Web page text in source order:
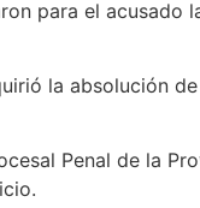
para el acusado
la absolución
Penal de la